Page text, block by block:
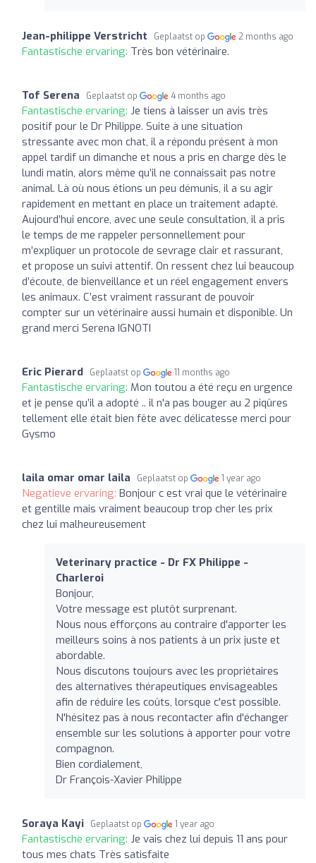
Jean-philippe Verstricht Geplaatst op 2 months ago
Fantastische ervaring: Très bon vétérinaire.
Tof Serena Geplaatst op 4 months ago
Fantastische ervaring: Je tiens à laisser un avis très
positif pour le Dr Philippe. Suite à une situation
stressante avec mon chat, il a répondu présent à mon
appel tardif un dimanche et nous a pris en charge dès le
lundi matin, alors même qu’il ne connaissait pas notre
animal. Là où nous étions un peu démunis, il a su agir
rapidement en mettant en place un traitement adapté.
Aujourd’hui encore, avec une seule consultation, il a pris
le temps de me rappeler personnellement pour
m’expliquer un protocole de sevrage clair et rassurant,
et propose un suivi attentif. On ressent chez lui beaucoup
d’écoute, de bienveillance et un réel engagement envers
les animaux. C’est vraiment rassurant de pouvoir
compter sur un vétérinaire aussi humain et disponible. Un
grand merci Serena IGNOTI
Eric Pierard Geplaatst op 11 months ago
Fantastische ervaring: Mon toutou a été reçu en urgence
et je pense qu’il a adopté .. il n'a pas bouger au 2 piqûres
tellement elle était bien fête avec délicatesse merci pour
Gysmo
laila omar omar laila Geplaatst op 1 year ago
Negatieve ervaring: Bonjour c est vrai que le vétérinaire
et gentille mais vraiment beaucoup trop cher les prix
chez lui malheureusement
Veterinary practice - Dr FX Philippe -
Charleroi
Bonjour,
Votre message est plutôt surprenant.
Nous nous efforçons au contraire d'apporter les
meilleurs soins à nos patients à un prix juste et
abordable.
Nous discutons toujours avec les propriétaires
des alternatives thérapeutiques envisageables
afin de réduire les coûts, lorsque c'est possible.
N'hésitez pas à nous recontacter afin d'échanger
ensemble sur les solutions à apporter pour votre
compagnon.
Bien cordialement,
Dr François-Xavier Philippe
Soraya Kayi Geplaatst op 1 year ago
Fantastische ervaring: Je vais chez lui depuis 11 ans pour
tous mes chats Très satisfaite